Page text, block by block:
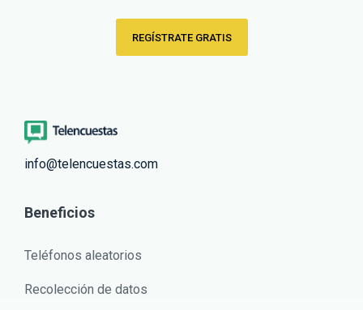
REGÍSTRATE GRATIS
info@telencuestas.com
Beneficios
Teléfonos aleatorios
Recolección de datos